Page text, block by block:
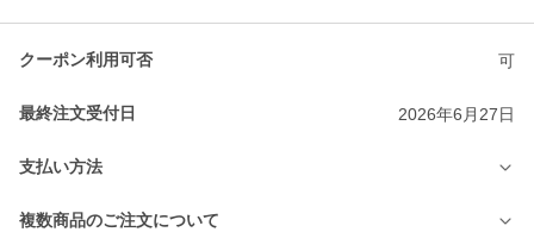
クーポン利用可否 可
最終注文受付日 2026年6月27日
支払い方法
複数商品のご注文について